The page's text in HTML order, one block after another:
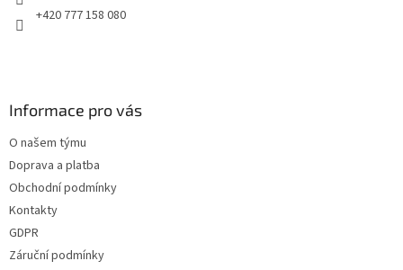
+420 777 158 080
Informace pro vás
O našem týmu
Doprava a platba
Obchodní podmínky
Kontakty
GDPR
Záruční podmínky